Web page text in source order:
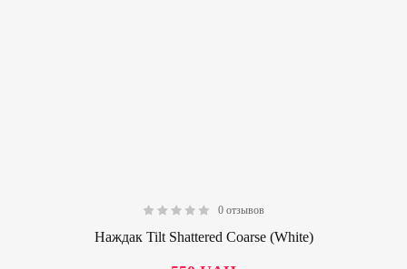
0 отзывов
Наждак Tilt Shattered Coarse (White)